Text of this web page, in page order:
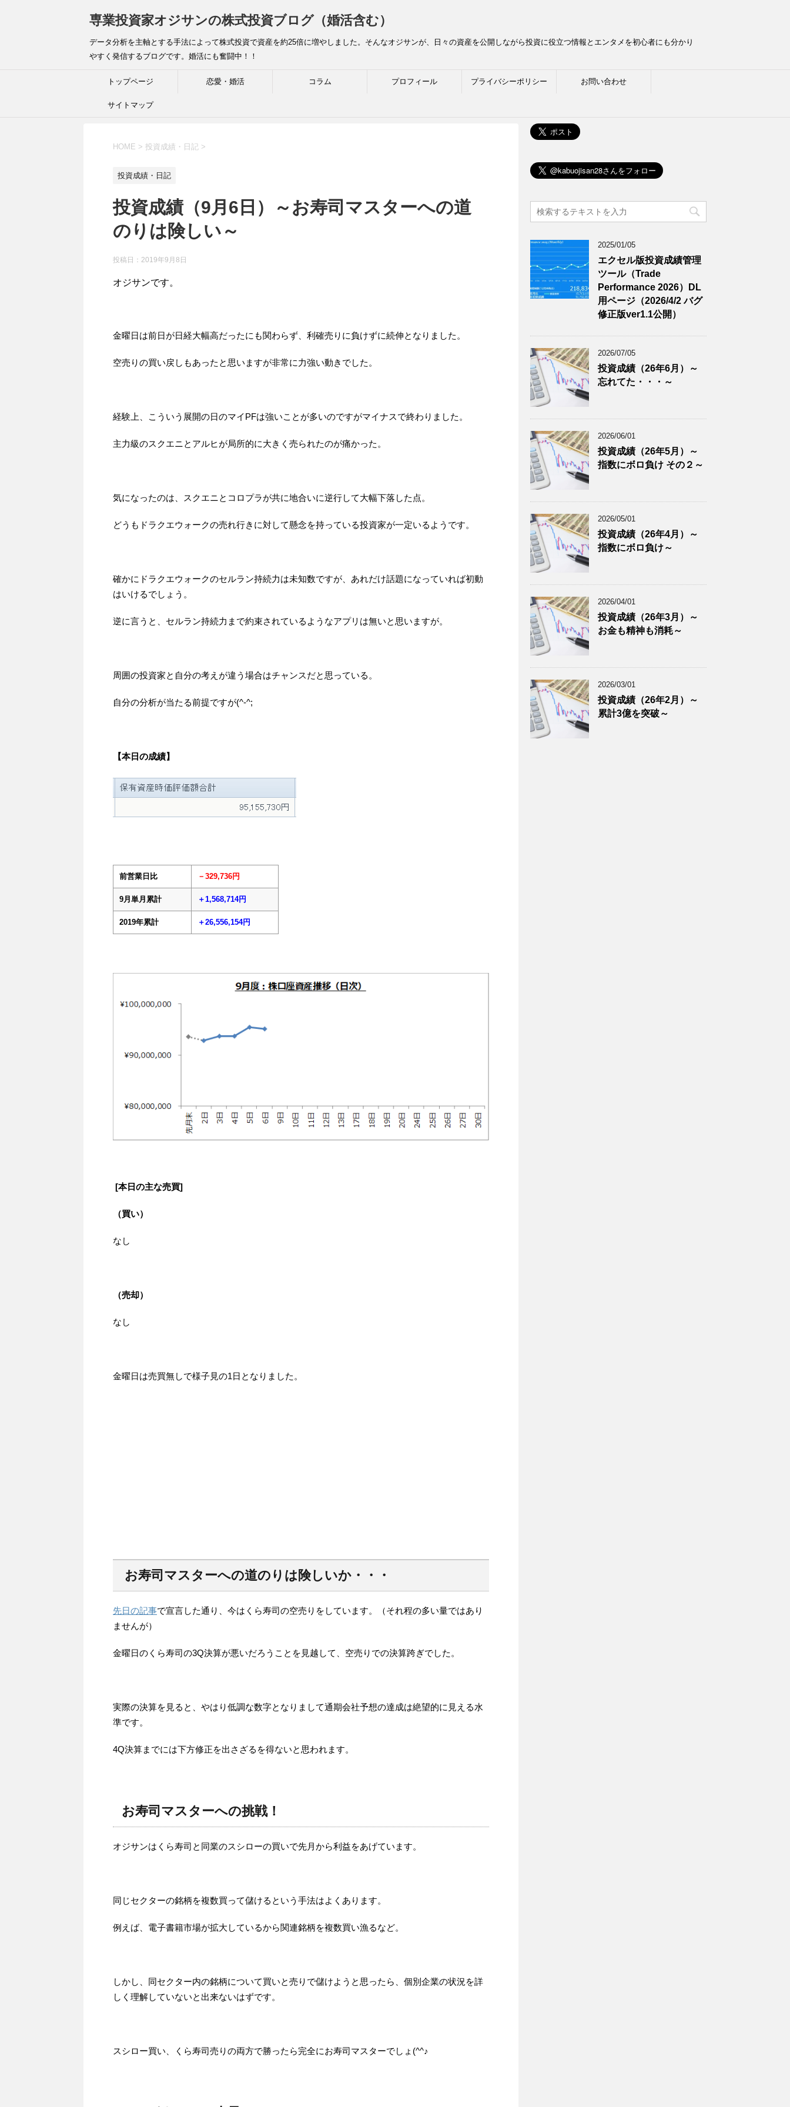
専業投資家オジサンの株式投資ブログ（婚活含む）
データ分析を主軸とする手法によって株式投資で資産を約25倍に増やしました。そんなオジサンが、日々の資産を公開しながら投資に役立つ情報とエンタメを初心者にも分かり
やすく発信するブログです。婚活にも奮闘中！！
トップページ 恋愛・婚活 コラム プロフィール プライバシーポリシー お問い合わせ
サイトマップ
HOME > 投資成績・日記 >
投資成績・日記
投資成績（9月6日）～お寿司マスターへの道
のりは険しい～
投稿日： 2019年9月8日
オジサンです。
金曜日は前日が日経大幅高だったにも関わらず、利確売りに負けずに続伸となりました。
空売りの買い戻しもあったと思いますが非常に力強い動きでした。
経験上、こういう展開の日のマイPFは強いことが多いのですがマイナスで終わりました。
主力級のスクエニとアルヒが局所的に大きく売られたのが痛かった。
気になったのは、スクエニとコロプラが共に地合いに逆行して大幅下落した点。
どうもドラクエウォークの売れ行きに対して懸念を持っている投資家が一定いるようです。
確かにドラクエウォークのセルラン持続力は未知数ですが、あれだけ話題になっていれば初動
はいけるでしょう。
逆に言うと、セルラン持続力まで約束されているようなアプリは無いと思いますが。
周囲の投資家と自分の考えが違う場合はチャンスだと思っている。
自分の分析が当たる前提ですが(^-^;
【本日の成績】
前営業日比 －329,736円
9月単月累計 ＋1,568,714円
2019年累計 ＋26,556,154円
[本日の主な売買]
（買い）
なし
（売却）
なし
金曜日は売買無しで様子見の1日となりました。
お寿司マスターへの道のりは険しいか・・・
先日の記事で宣言した通り、今はくら寿司の空売りをしています。（それ程の多い量ではあり
ませんが）
金曜日のくら寿司の3Q決算が悪いだろうことを見越して、空売りでの決算跨ぎでした。
実際の決算を見ると、やはり低調な数字となりまして通期会社予想の達成は絶望的に見える水
準です。
4Q決算までには下方修正を出さざるを得ないと思われます。
お寿司マスターへの挑戦！
オジサンはくら寿司と同業のスシローの買いで先月から利益をあげています。
同じセクターの銘柄を複数買って儲けるという手法はよくあります。
例えば、電子書籍市場が拡大しているから関連銘柄を複数買い漁るなど。
しかし、同セクター内の銘柄について買いと売りで儲けようと思ったら、個別企業の状況を詳
しく理解していないと出来ないはずです。
スシロー買い、くら寿司売りの両方で勝ったら完全にお寿司マスターでしょ(^^♪
2025/01/05
エクセル版投資成績管理
ツール（Trade
Performance 2026）DL
用ページ（2026/4/2 バグ
修正版ver1.1公開）
2026/07/05
投資成績（26年6月）～
忘れてた・・・～
2026/06/01
投資成績（26年5月）～
指数にボロ負け その２～
2026/05/01
投資成績（26年4月）～
指数にボロ負け～
2026/04/01
投資成績（26年3月）～
お金も精神も消耗～
2026/03/01
投資成績（26年2月）～
累計3億を突破～